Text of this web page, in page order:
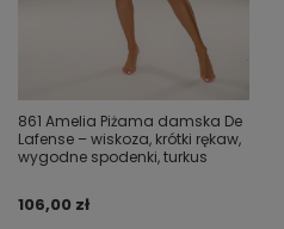
861 Amelia Piżama damska De
Lafense – wiskoza, krótki rękaw,
wygodne spodenki, turkus
106,00 zł